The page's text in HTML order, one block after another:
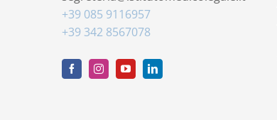
+39 085 9116957
+39 342 8567078